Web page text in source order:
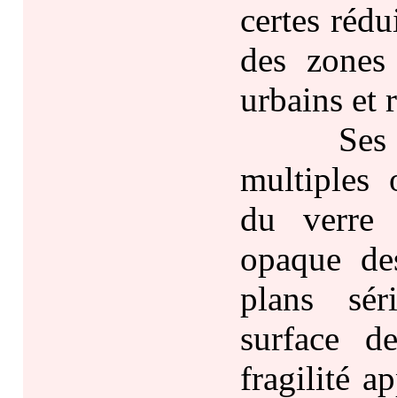
certes
des
urbains et
Ses
multiples
du verre
opaque
plans
surface
fragilité